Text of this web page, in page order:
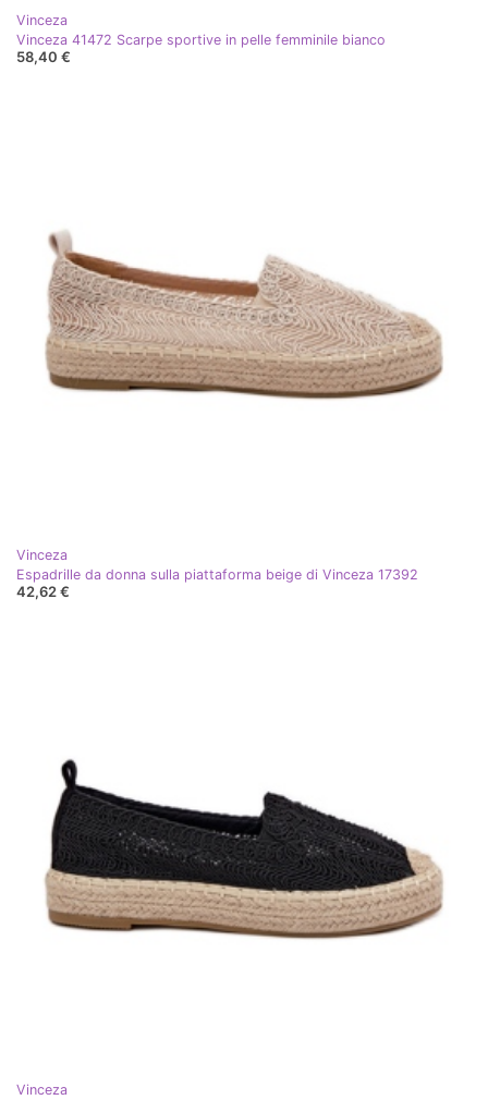
Vinceza
Vinceza 41472 Scarpe sportive in pelle femminile bianco
58,40 €
Vinceza
Espadrille da donna sulla piattaforma beige di Vinceza 17392
42,62 €
Vinceza